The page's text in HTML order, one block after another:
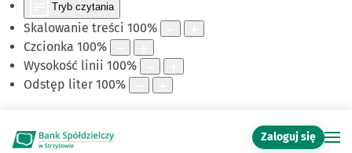
Tryb czytania
Skalowanie treści 100%
Czcionka 100%
Wysokość linii 100%
Odstęp liter 100%
Zaloguj się